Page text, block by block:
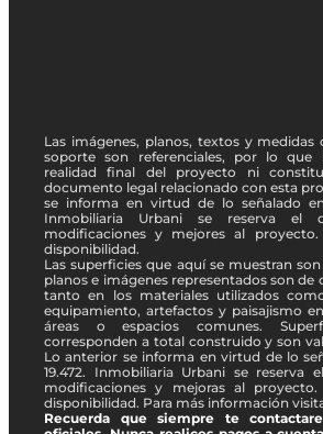
Las imágenes, planos, textos y medidas
soporte son referenciales, por lo que
realidad final del proyecto ni
documento legal relacionado con esta
se informa en virtud de lo señalado en
Inmobiliaria Urbani se reserva el
modificaciones y mejores al proyecto.
disponibilidad.
Las superficies que aquí se muestran
planos e imágenes representados son de
tanto en los materiales utilizados
equipamiento, artefactos y paisajismo
áreas o espacios comunes.
corresponden a total construido y son
Lo anterior se informa en virtud de lo
19.472. Inmobiliaria Urbani se reserva
modificaciones y mejoras al proyecto.
disponibilidad. Para más información
Recuerda que siempre te